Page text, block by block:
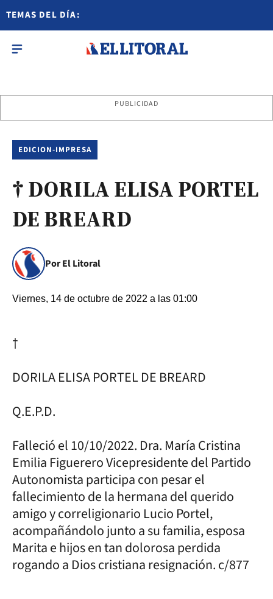
TEMAS DEL DÍA:
PUBLICIDAD
EDICION-IMPRESA
† DORILA ELISA PORTEL
DE BREARD
Por El Litoral
Viernes, 14 de octubre de 2022 a las 01:00
†
DORILA ELISA PORTEL DE BREARD
Q.E.P.D.
Falleció el 10/10/2022. Dra. María Cristina
Emilia Figuerero Vicepresidente del Partido
Autonomista participa con pesar el
fallecimiento de la hermana del querido
amigo y correligionario Lucio Portel,
acompañándolo junto a su familia, esposa
Marita e hijos en tan dolorosa perdida
rogando a Dios cristiana resignación. c/877